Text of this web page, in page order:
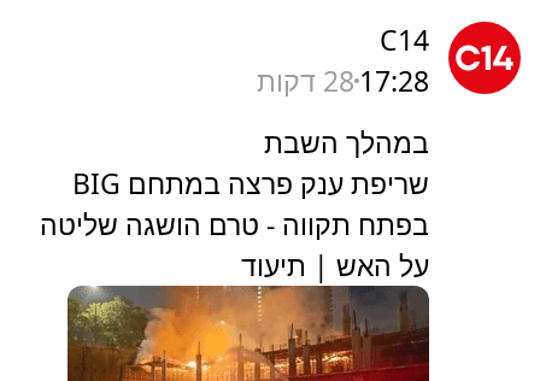
C14
17:28 28 דקות
במהלך השבת
שריפת ענק פרצה במתחם BIG
בפתח תקווה - טרם הושגה שליטה
על האש | תיעוד